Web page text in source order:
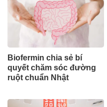
Biofermin chia sẻ bí
quyết chăm sóc đường
ruột chuẩn Nhật